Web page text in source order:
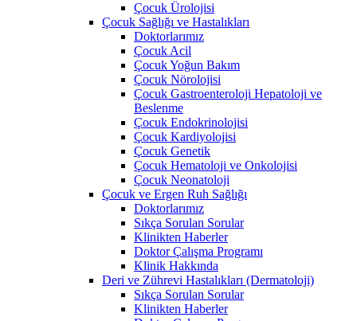
Çocuk Ürolojisi
Çocuk Sağlığı ve Hastalıkları
Doktorlarımız
Çocuk Acil
Çocuk Yoğun Bakım
Çocuk Nörolojisi
Çocuk Gastroenteroloji Hepatoloji ve
Beslenme
Çocuk Endokrinolojisi
Çocuk Kardiyolojisi
Çocuk Genetik
Çocuk Hematoloji ve Onkolojisi
Çocuk Neonatoloji
Çocuk ve Ergen Ruh Sağlığı
Doktorlarımız
Sıkça Sorulan Sorular
Klinikten Haberler
Doktor Çalışma Programı
Klinik Hakkında
Deri ve Zührevi Hastalıkları (Dermatoloji)
Sıkça Sorulan Sorular
Klinikten Haberler